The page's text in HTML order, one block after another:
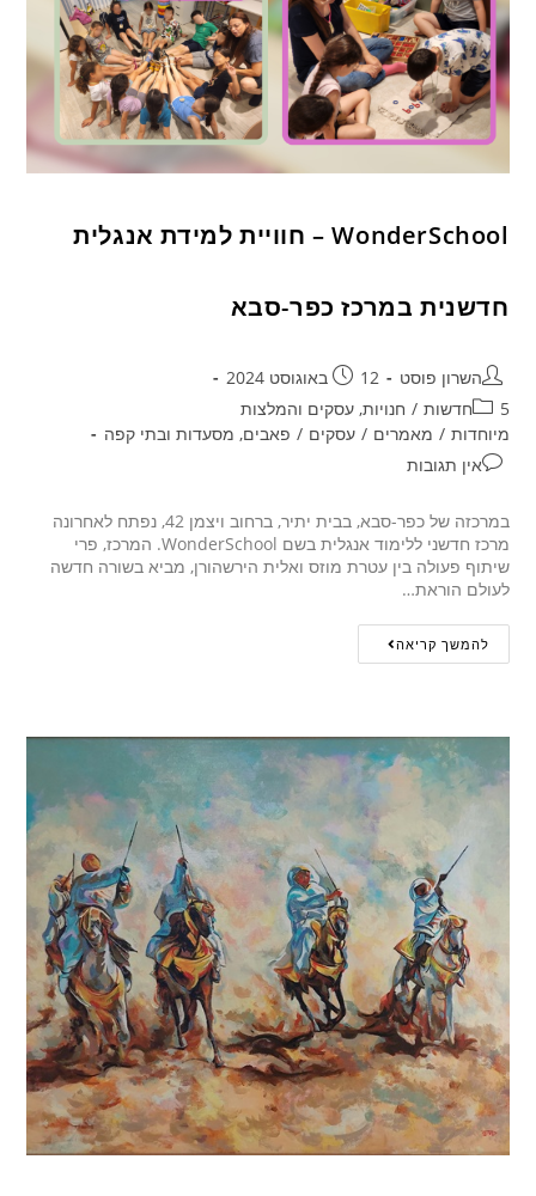
WonderSchool – חוויית למידת אנגלית
חדשנית במרכז כפר-סבא
השרון פוסט
12 באוגוסט 2024
5חדשות
/ חנויות, עסקים והמלצות
מיוחדות / מאמרים / עסקים / פאבים, מסעדות ובתי קפה
אין תגובות
במרכזה של כפר-סבא, בבית יתיר, ברחוב ויצמן 42, נפתח לאחרונה
מרכז חדשני ללימוד אנגלית בשם WonderSchool. המרכז, פרי
שיתוף פעולה בין עטרת מוזס ואלית הירשהורן, מביא בשורה חדשה
לעולם הוראת…
להמשך קריאה